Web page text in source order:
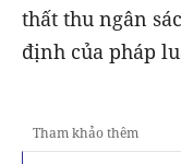
thất thu ngân
định của pháp
Tham khảo thêm